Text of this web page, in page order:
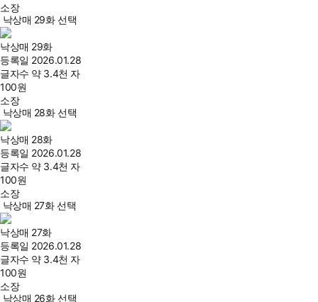
소장
낙상매 29화 선택
낙상매 29화
등록일 2026.01.28
글자수 약 3.4천 자
100원
소장
낙상매 28화 선택
낙상매 28화
등록일 2026.01.28
글자수 약 3.4천 자
100원
소장
낙상매 27화 선택
낙상매 27화
등록일 2026.01.28
글자수 약 3.4천 자
100원
소장
낙상매 26화 선택